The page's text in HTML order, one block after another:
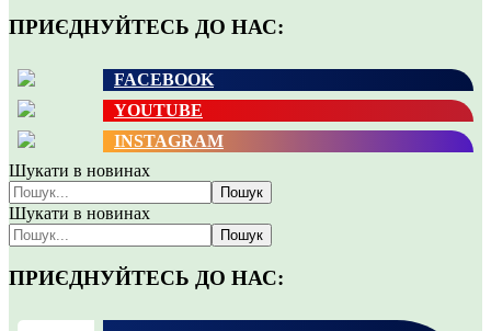
ПРИЄДНУЙТЕСЬ ДО НАС:
FACEBOOK
YOUTUBE
INSTAGRAM
Шукати в новинах
Пошук
Шукати в новинах
Пошук
ПРИЄДНУЙТЕСЬ ДО НАС: